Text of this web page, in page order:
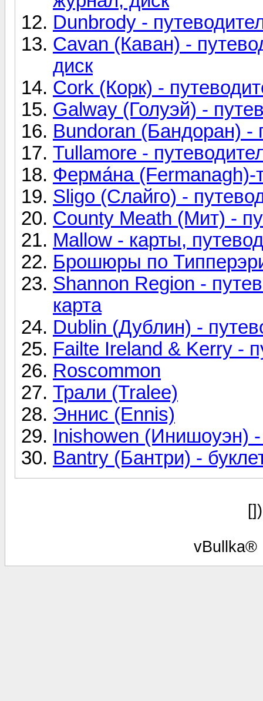
Dunbrody -
Cavan (Каван) -
диск
Cork (Корк) -
Galway (Голуэй) -
Bundoran (Бандоран) -
Tullamore -
Ферма́на (Fermanagh)-
Sligo (Слайго) -
County Meath (Мит) -
Mallow - карты,
Брошюры по
Shannon Region -
карта
Dublin (Дублин) -
Failte Ireland & Kerry -
Roscommon
Трали (Tralee)
Эннис (Ennis)
Inishowen (Инишоуэн) -
Bantry (Бантри) -
vBullka®